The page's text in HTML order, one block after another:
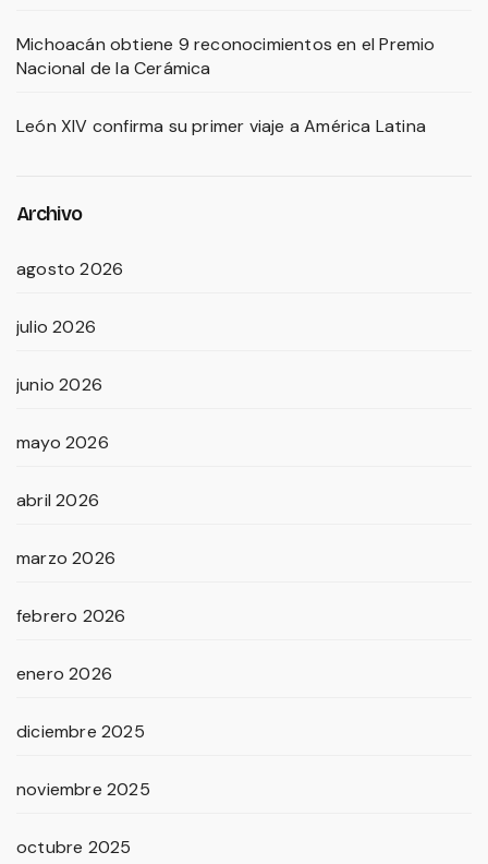
Michoacán obtiene 9 reconocimientos en el Premio
Nacional de la Cerámica
León XIV confirma su primer viaje a América Latina
Archivo
agosto 2026
julio 2026
junio 2026
mayo 2026
abril 2026
marzo 2026
febrero 2026
enero 2026
diciembre 2025
noviembre 2025
octubre 2025